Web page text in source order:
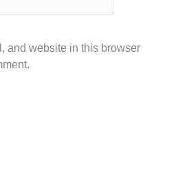
and website in this browser